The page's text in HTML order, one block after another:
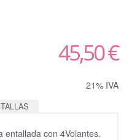
45,50 €
21% IVA
entallada con 4Volantes.